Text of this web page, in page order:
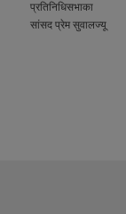
प्रतिनिधिसभाका
सांसद प्रेम सुवालज्यू